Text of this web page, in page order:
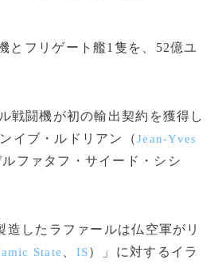
とフリゲート艦1隻を、52億ユ
戦闘機が初の輸出契約を獲得し
イブ・ルドリアン（Jean-Yves
ファタフ・サイード・シシ
造したラファールは仏空軍がリ
State IS）」に対するイラ